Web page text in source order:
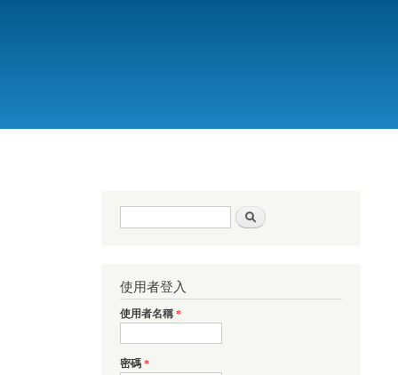
搜尋表單
使用者登入
使用者名稱*
密碼*